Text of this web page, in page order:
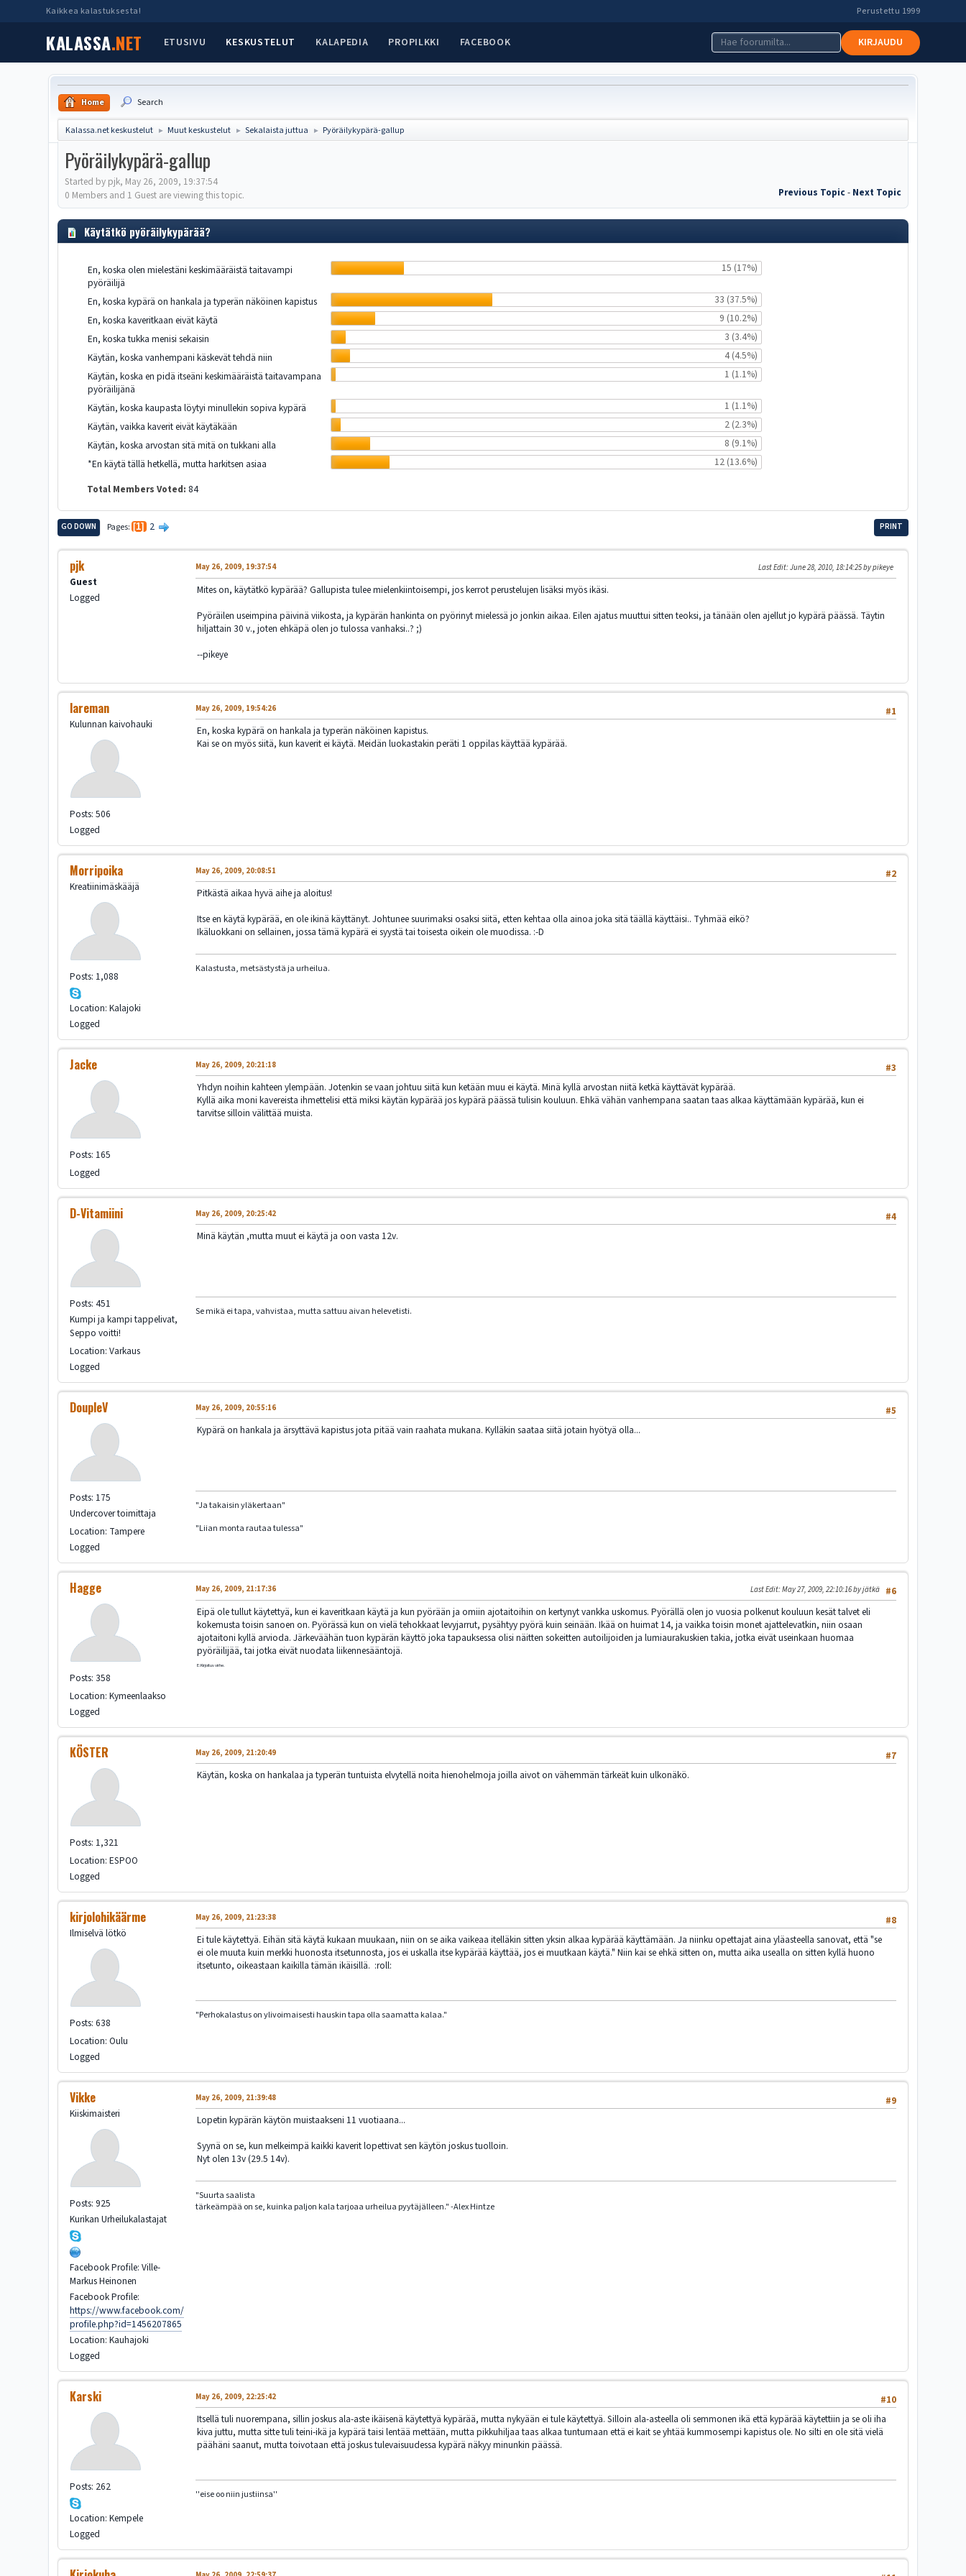
Kaikkea kalastuksesta! Perustettu 1999
KALASSA.NET ETUSIVU KESKUSTELUT KALAPEDIA PROPILKKI FACEBOOK KIRJAUDU
Home Search
Kalassa.net keskustelut ► Muut keskustelut ► Sekalaista juttua ► Pyöräilykypärä-gallup
Pyöräilykypärä-gallup
Started by pjk, May 26, 2009, 19:37:54
Previous Topic- Next Topic
0 Members and 1 Guest are viewing this topic.
Käytätkö pyöräilykypärää?
En, koska olen mielestäni keskimääräistä taitavampi
pyöräilijä
15 (17%)
En, koska kypärä on hankala ja typerän näköinen kapistus
33 (37.5%)
En, koska kaveritkaan eivät käytä
9 (10.2%)
En, koska tukka menisi sekaisin
3 (3.4%)
Käytän, koska vanhempani käskevät tehdä niin
4 (4.5%)
Käytän, koska en pidä itseäni keskimääräistä taitavampana
pyöräilijänä
1 (1.1%)
Käytän, koska kaupasta löytyi minullekin sopiva kypärä
1 (1.1%)
Käytän, vaikka kaverit eivät käytäkään
2 (2.3%)
Käytän, koska arvostan sitä mitä on tukkani alla
8 (9.1%)
*En käytä tällä hetkellä, mutta harkitsen asiaa
12 (13.6%)
Total Members Voted: 84
PRINT
GO DOWN Pages 1 2
pjk
Guest
Logged
May 26, 2009, 19:37:54 Last Edit: June 28, 2010, 18:14:25 by pikeye
Mites on, käytätkö kypärää? Gallupista tulee mielenkiintoisempi, jos kerrot perustelujen lisäksi myös ikäsi.
Pyöräilen useimpina päivinä viikosta, ja kypärän hankinta on pyörinyt mielessä jo jonkin aikaa. Eilen ajatus muuttui sitten teoksi, ja tänään olen ajellut jo kypärä päässä. Täytin
hiljattain 30 v., joten ehkäpä olen jo tulossa vanhaksi..? ;)
--pikeye
lareman
Kulunnan kaivohauki
Posts: 506
Logged
#1
May 26, 2009, 19:54:26
En, koska kypärä on hankala ja typerän näköinen kapistus.
Kai se on myös siitä, kun kaverit ei käytä. Meidän luokastakin peräti 1 oppilas käyttää kypärää.
Morripoika
Kreatiinimäskääjä
Posts: 1,088
Location: Kalajoki
Logged
#2
May 26, 2009, 20:08:51
Pitkästä aikaa hyvä aihe ja aloitus!
Itse en käytä kypärää, en ole ikinä käyttänyt. Johtunee suurimaksi osaksi siitä, etten kehtaa olla ainoa joka sitä täällä käyttäisi.. Tyhmää eikö?
Ikäluokkani on sellainen, jossa tämä kypärä ei syystä tai toisesta oikein ole muodissa. :-D
Kalastusta, metsästystä ja urheilua.
Jacke
Posts: 165
Logged
#3
May 26, 2009, 20:21:18
Yhdyn noihin kahteen ylempään. Jotenkin se vaan johtuu siitä kun ketään muu ei käytä. Minä kyllä arvostan niitä ketkä käyttävät kypärää.
Kyllä aika moni kavereista ihmettelisi että miksi käytän kypärää jos kypärä päässä tulisin kouluun. Ehkä vähän vanhempana saatan taas alkaa käyttämään kypärää, kun ei
tarvitse silloin välittää muista.
D-Vitamiini
Posts: 451
Kumpi ja kampi tappelivat,
Seppo voitti!
Location: Varkaus
Logged
#4
May 26, 2009, 20:25:42
Minä käytän ,mutta muut ei käytä ja oon vasta 12v.
Se mikä ei tapa, vahvistaa, mutta sattuu aivan helevetisti.
DoupleV
Posts: 175
Undercover toimittaja
Location: Tampere
Logged
#5
May 26, 2009, 20:55:16
Kypärä on hankala ja ärsyttävä kapistus jota pitää vain raahata mukana. Kylläkin saataa siitä jotain hyötyä olla...
"Ja takaisin yläkertaan"
"Liian monta rautaa tulessa"
Hagge
Posts: 358
Location: Kymeenlaakso
Logged
#6
May 26, 2009, 21:17:36 Last Edit: May 27, 2009, 22:10:16 by jätkä
Eipä ole tullut käytettyä, kun ei kaveritkaan käytä ja kun pyörään ja omiin ajotaitoihin on kertynyt vankka uskomus. Pyörällä olen jo vuosia polkenut kouluun kesät talvet eli
kokemusta toisin sanoen on. Pyörässä kun on vielä tehokkaat levyjarrut, pysähtyy pyörä kuin seinään. Ikää on huimat 14, ja vaikka toisin monet ajattelevatkin, niin osaan
ajotaitoni kyllä arvioda. Järkeväähän tuon kypärän käyttö joka tapauksessa olisi näitten sokeitten autoilijoiden ja lumiaurakuskien takia, jotka eivät useinkaan huomaa
pyöräilijää, tai jotka eivät nuodata liikennesääntojä.
E:Kirjoitus virhe.
KÖSTER
Posts: 1,321
Location: ESPOO
Logged
#7
May 26, 2009, 21:20:49
Käytän, koska on hankalaa ja typerän tuntuista elvytellä noita hienohelmoja joilla aivot on vähemmän tärkeät kuin ulkonäkö.
kirjolohikäärme
Ilmiselvä lötkö
Posts: 638
Location: Oulu
Logged
#8
May 26, 2009, 21:23:38
Ei tule käytettyä. Eihän sitä käytä kukaan muukaan, niin on se aika vaikeaa itelläkin sitten yksin alkaa kypärää käyttämään. Ja niinku opettajat aina yläasteella sanovat, että "se
ei ole muuta kuin merkki huonosta itsetunnosta, jos ei uskalla itse kypärää käyttää, jos ei muutkaan käytä." Niin kai se ehkä sitten on, mutta aika usealla on sitten kyllä huono
itsetunto, oikeastaan kaikilla tämän ikäisillä. :roll:
"Perhokalastus on ylivoimaisesti hauskin tapa olla saamatta kalaa."
Vikke
Kiiskimaisteri
Posts: 925
Kurikan Urheilukalastajat
Facebook Profile: Ville-
Markus Heinonen
Facebook Profile:
https://www.facebook.com/
profile.php?id=1456207865
Location: Kauhajoki
Logged
#9
May 26, 2009, 21:39:48
Lopetin kypärän käytön muistaakseni 11 vuotiaana...
Syynä on se, kun melkeimpä kaikki kaverit lopettivat sen käytön joskus tuolloin.
Nyt olen 13v (29.5 14v).
"Suurta saalista
tärkeämpää on se, kuinka paljon kala tarjoaa urheilua pyytäjälleen." -Alex Hintze
Karski
Posts: 262
Location: Kempele
Logged
#10
May 26, 2009, 22:25:42
Itsellä tuli nuorempana, sillin joskus ala-aste ikäisenä käytettyä kypärää, mutta nykyään ei tule käytettyä. Silloin ala-asteella oli semmonen ikä että kypärää käytettiin ja se oli iha
kiva juttu, mutta sitte tuli teini-ikä ja kypärä taisi lentää mettään, mutta pikkuhiljaa taas alkaa tuntumaan että ei kait se yhtää kummosempi kapistus ole. No silti en ole sitä vielä
päähäni saanut, mutta toivotaan että joskus tulevaisuudessa kypärä näkyy minunkin päässä.
''eise oo niin justiinsa''